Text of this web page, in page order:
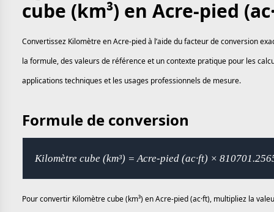
cube (km³) en Acre-pied
Convertissez Kilomètre en Acre-pied à l’aide du facteur de conversion
la formule, des valeurs de référence et un contexte pratique pour les
applications techniques et les usages professionnels de mesure.
Formule de conversion
Kilomètre cube (km³) = Acre-pied (ac·ft) ×
Pour convertir Kilomètre cube (km³) en Acre-pied (ac·ft), multipliez la